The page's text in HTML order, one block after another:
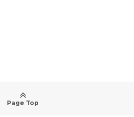
Page Top